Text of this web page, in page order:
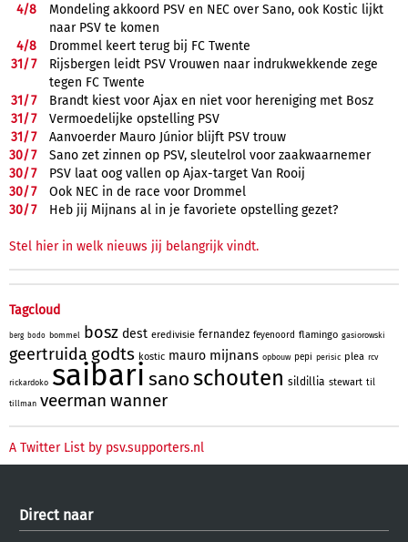
4/8
Mondeling akkoord PSV en NEC over Sano, ook Kostic lijkt
naar PSV te komen
4/8
Drommel keert terug bij FC Twente
31/7
Rijsbergen leidt PSV Vrouwen naar indrukwekkende zege
tegen FC Twente
31/7
Brandt kiest voor Ajax en niet voor hereniging met Bosz
31/7
Vermoedelijke opstelling PSV
31/7
Aanvoerder Mauro Júnior blijft PSV trouw
30/7
Sano zet zinnen op PSV, sleutelrol voor zaakwaarnemer
30/7
PSV laat oog vallen op Ajax-target Van Rooij
30/7
Ook NEC in de race voor Drommel
30/7 Heb jij Mijnans al in je favoriete opstelling gezet?
Stel hier in welk nieuws jij belangrijk vindt.
Tagcloud
berg bodo bommel bosz dest eredivisie fernandez feyenoord flamingo gasiorowski
geertruida godts kostic mauro mijnans opbouw pepi perisic plea rcv
rickardoko saibari sanoschouten sildillia stewart til
tillman veerman wanner
A Twitter List by psv.supporters.nl
Direct naar